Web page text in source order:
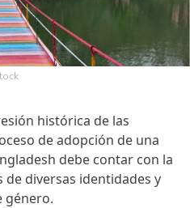
histórica de las
de adopción de una
debe contar con la
diversas identidades y
género.